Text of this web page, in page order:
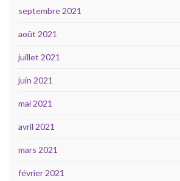
septembre 2021
août 2021
juillet 2021
juin 2021
mai 2021
avril 2021
mars 2021
février 2021